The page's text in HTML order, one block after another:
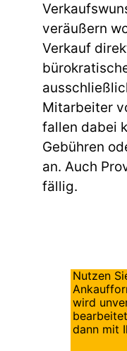
veräußern
Verkauf
Mitarbeiter
fallen dabei
Gebühren
an. Auch
fällig.
Nutzen
wird
dann mit